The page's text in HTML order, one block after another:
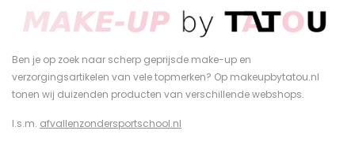
Ben je op zoek naar scherp geprijsde make-up en
verzorgingsartikelen van vele topmerken? Op makeupbytatou.nl
tonen wij duizenden producten van verschillende webshops.
I.s.m. afvallenzondersportschool.nl